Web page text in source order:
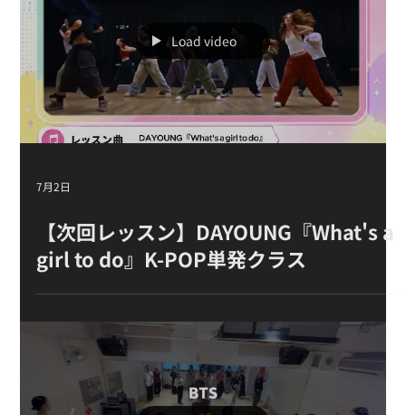
Load video
7月2日
【次回レッスン】DAYOUNG『What's a
girl to do』K-POP単発クラス